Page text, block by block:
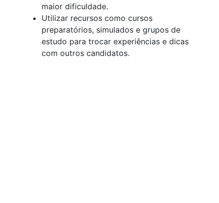
maior dificuldade.
Utilizar recursos como cursos
preparatórios, simulados e grupos de
estudo para trocar experiências e dicas
com outros candidatos.